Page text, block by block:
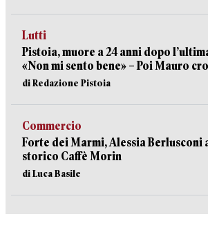
Lutti
Pistoia, muore a 24 anni dopo
«Non mi sento bene» – Poi Mauro
di Redazione Pistoia
Commercio
Forte dei Marmi, Alessia Berlusconi
storico Caffè Morin
di Luca Basile